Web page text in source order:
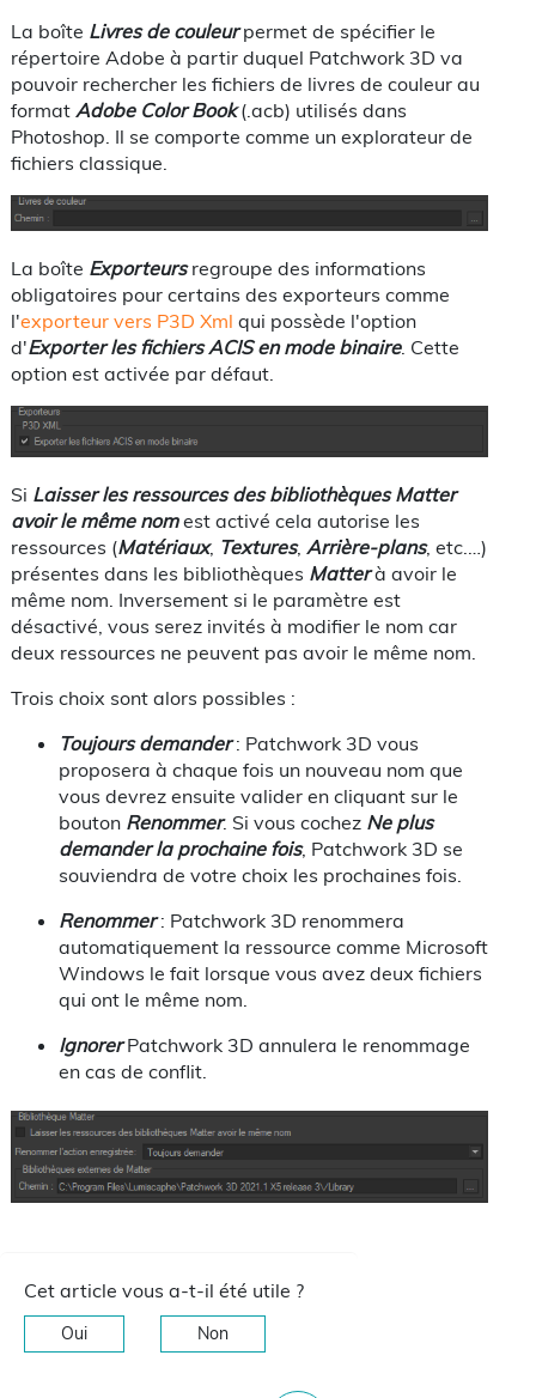
La boîte Livres de couleurpermet de spécifier le
répertoire Adobe à partir duquel Patchwork 3D va
pouvoir rechercher les fichiers de livres de couleur au
format Adobe Color Book(.acb) utilisés dans
Photoshop. Il se comporte comme un explorateur de
fichiers classique.
La boîte Exporteursregroupe des informations
obligatoires pour certains des exporteurs comme
l'exporteur vers P3D Xml qui possède l'option
d'Exporter les fichiers ACIS en mode binaire. Cette
option est activée par défaut.
Si Laisser les ressources des bibliothèques Matter
avoir le même nomest activé cela autorise les
ressources (Matériaux, Textures, Arrière-plans, etc.…)
présentes dans les bibliothèques Matterà avoir le
même nom. Inversement si le paramètre est
désactivé, vous serez invités à modifier le nom car
deux ressources ne peuvent pas avoir le même nom.
Trois choix sont alors possibles :
Toujours demander: Patchwork 3D vous
proposera à chaque fois un nouveau nom que
vous devrez ensuite valider en cliquant sur le
bouton Renommer. Si vous cochez Ne plus
demander la prochaine fois, Patchwork 3D se
souviendra de votre choix les prochaines fois.
Renommer: Patchwork 3D renommera
automatiquement la ressource comme Microsoft
Windows le fait lorsque vous avez deux fichiers
qui ont le même nom.
IgnorerPatchwork 3D annulera le renommage
en cas de conflit.
Cet article vous a-t-il été utile ?
Oui Non